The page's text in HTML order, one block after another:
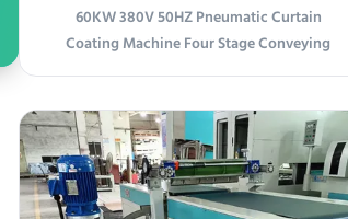
60KW 380V 50HZ Pneumatic Curtain
Coating Machine Four Stage Conveying
Product Overview High-performance
featuring advanced Italian technology and
four-stage conveying system. 1 This machine
uses Italian technology crystallization,
structure, technology and ...